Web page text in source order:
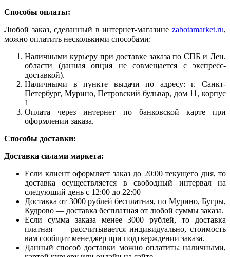
Способы оплаты:
Любой заказ, сделанный в интернет-магазине zabotamarket.ru,
можно оплатить несколькими способами:
Наличными курьеру при доставке заказа по СПБ и Лен.
области (данная опция не совмещается с экспресс-
доставкой).
Наличными в пункте выдачи по адресу: г. Санкт-
Петербург, Мурино, Петровский бульвар, дом 11, корпус
1
Оплата через интернет по банковской карте при
оформлении заказа.
Способы доставки:
Доставка силами маркета:
Если клиент оформляет заказ до 20:00 текущего дня, то
доставка осуществляется в свободный интервал на
следующий день с 12:00 до 22:00
Доставка от 3000 рублей бесплатная, по Мурино, Бугры,
Кудрово — доставка бесплатная от любой суммы заказа.
Если сумма заказа менее 3000 рублей, то доставка
платная — рассчитывается индивидуально, стоимость
вам сообщит менеджер при подтверждении заказа.
Данный способ доставки можно оплатить: наличными,